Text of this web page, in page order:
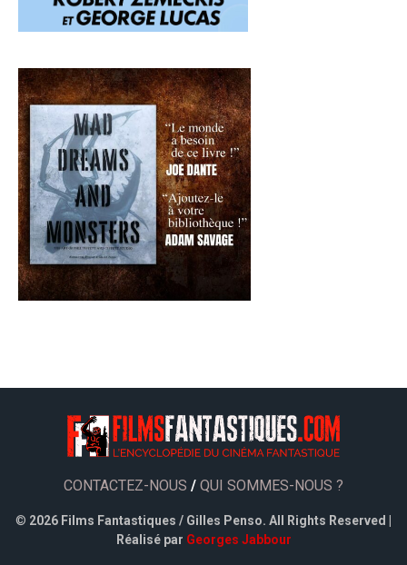
CONTACTEZ-NOUS / QUI SOMMES-NOUS ?
© 2026 Films Fantastiques / Gilles Penso. All Rights Reserved |
Réalisé par Georges Jabbour